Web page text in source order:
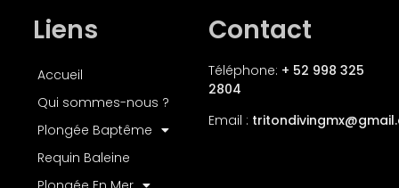
Liens
Accueil
Qui sommes-nous ?
Plongée Baptême
Requin Baleine
Contact
Téléphone: + 52 998 325
2804
Email : tritondivingmx